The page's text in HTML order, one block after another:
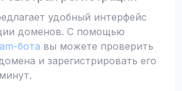
удобный интерфейс
доменов. С помощью
бота вы можете проверить
и зарегистрировать его